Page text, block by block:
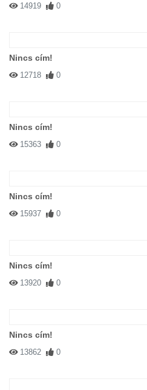
14919 0
Nincs cím!
12718 0
Nincs cím!
15363 0
Nincs cím!
15937 0
Nincs cím!
13920 0
Nincs cím!
13862 0